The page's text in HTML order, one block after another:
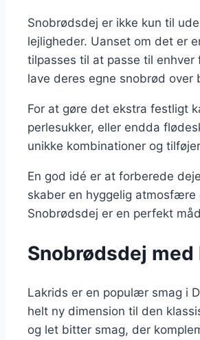
Snobrødsdej er ikke kun til
lejligheder. Uanset om det er
tilpasses til at passe til
lave deres egne snobrød over
For at gøre det ekstra festligt
perlesukker, eller endda
unikke kombinationer og
En god idé er at forberede
skaber en hyggelig atmosfære
Snobrødsdej er en perfekt
Snobrødsdej
Lakrids er en populær smag i
helt ny dimension til den
og let bitter smag, der